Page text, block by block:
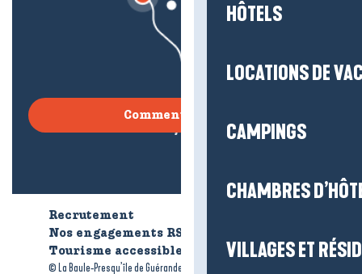
HÔTELS
LOCATIONS DE
CAMPINGS
CHAMBRES
VILLAGES ET
Comment venir ?
Recrutement
Nos engagements RSE
Tourisme accessible
Brochures
© La Baule-Presqu’île de Guérande tourisme